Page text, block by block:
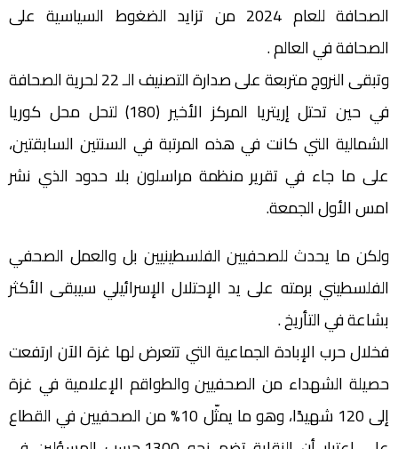
الصحافة للعام 2024 من تزايد الضغوط السياسية على
الصحافة في العالم .
وتبقى النروج متربعة على صدارة التصنيف الـ 22 لحرية الصحافة
في حين تحتل إريتريا المركز الأخير (180) لتحل محل كوريا
الشمالية التي كانت في هذه المرتبة في السنتين السابقتين،
على ما جاء في تقرير منظمة مراسلون بلا حدود الذي نشر
امس الأول الجمعة.
ولكن ما يحدث للصحفيين الفلسطينيين بل والعمل الصحفي
الفلسطيني برمته على يد الإحتلال الإسرائيلي سيبقى الأكثر
بشاعة في التأريخ .
فخلال حرب الإبادة الجماعية التي تتعرض لها غزة الآن ارتفعت
حصيلة الشهداء من الصحفيين والطواقم الإعلامية في غزة
إلى 120 شهيدًا، وهو ما يمثّل 10% من الصحفيين في القطاع